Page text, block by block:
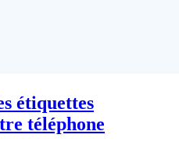
étiquettes
téléphone